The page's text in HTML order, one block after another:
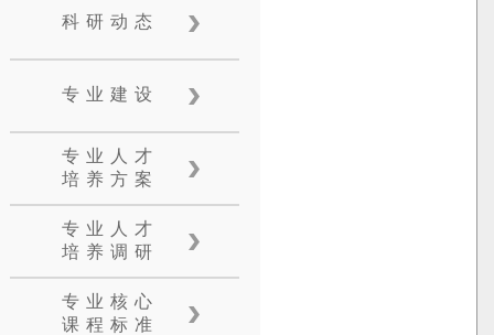
科研动态
专业建设
专业人才
培养方案
专业人才
培养调研
专业核心
课程标准